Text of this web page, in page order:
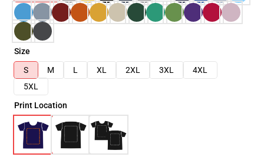
Size
S
M L XL 2XL 3XL
4XL
5XL
Print Location